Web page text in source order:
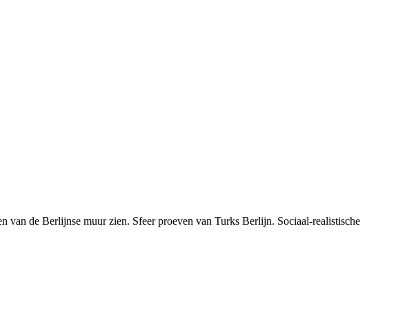
van de Berlijnse muur zien. Sfeer proeven van Turks Berlijn. Sociaal-realistische